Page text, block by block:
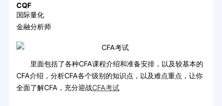
CQF
国际量化
金融分析师
里面包括了各种CFA课程介绍和准备安排，以及较基本的
CFA介绍，分析CFA各个级别的知识点，以及难点重点，让你
全面了解CFA，充分迎战CFA考试